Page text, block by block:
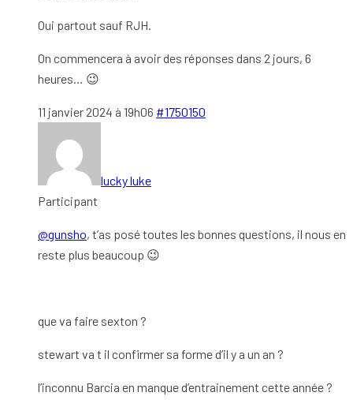
Oui partout sauf RJH.
On commencera à avoir des réponses dans 2 jours, 6
heures… 😉
11 janvier 2024 à 19h06 #1750150
lucky luke
Participant
@gunsho, t’as posé toutes les bonnes questions, il nous en
reste plus beaucoup 😉
que va faire sexton ?
stewart va t il confirmer sa forme d’il y a un an ?
l’inconnu Barcia en manque d’entrainement cette année ?